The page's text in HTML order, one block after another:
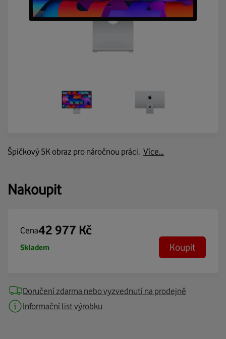
Špičkový 5K obraz pro náročnou práci. Více…
Nakoupit
Cena42 977 Kč
Skladem Koupit
Doručení zdarma nebo vyzvednutí na prodejně
Informační list výrobku